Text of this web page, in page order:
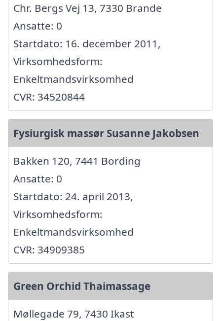
Chr. Bergs Vej 13, 7330 Brande
Ansatte: 0
Startdato: 16. december 2011,
Virksomhedsform:
Enkeltmandsvirksomhed
CVR: 34520844
Fysiurgisk massør Susanne Jakobsen
Bakken 120, 7441 Bording
Ansatte: 0
Startdato: 24. april 2013,
Virksomhedsform:
Enkeltmandsvirksomhed
CVR: 34909385
Green Orchid Thaimassage
Møllegade 79, 7430 Ikast